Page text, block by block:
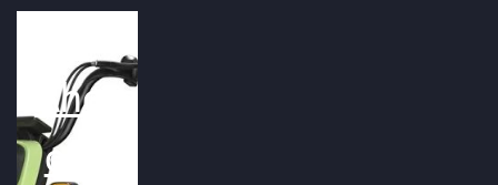
Ahora
con